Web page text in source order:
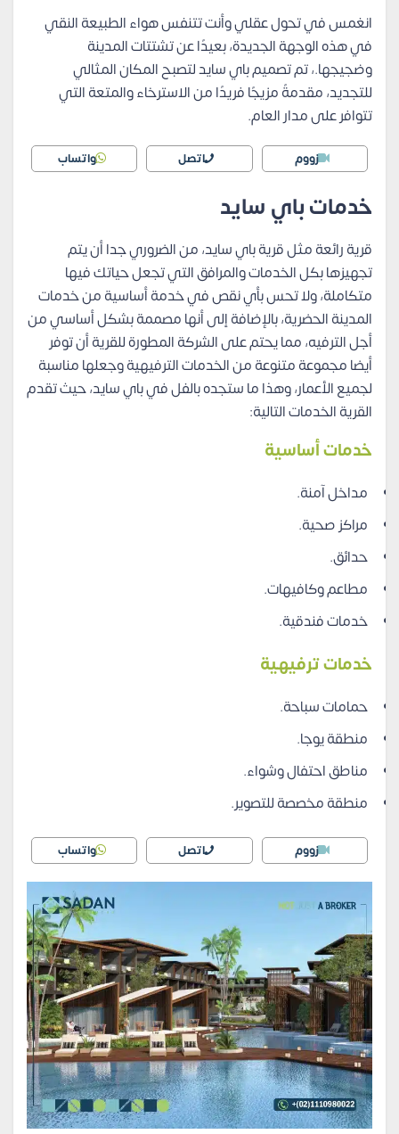
انغمس في تحول عقلي وأنت تتنفس هواء الطبيعة النقي
في هذه الوجهة الجديدة، بعيدًا عن تشتتات المدينة
وضجيجها.، تم تصميم باي سايد لتصبح المكان المثالي
للتجديد، مقدمةً مزيجًا فريدًا من الاسترخاء والمتعة التي
تتوافر على مدار العام.
زووم اتصل واتساب
خدمات باي سايد
قرية رائعة مثل قرية باي سايد، من الضروري جدا أن يتم
تجهيزها بكل الخدمات والمرافق التي تجعل حياتك فيها
متكاملة، ولا تحس بأي نقص في خدمة أساسية من خدمات
المدينة الحضرية، بالإضافة إلى أنها مصممة بشكل أساسي من
أجل الترفيه، مما يحتم على الشركة المطورة للقرية أن توفر
أيضا مجموعة متنوعة من الخدمات الترفيهية وجعلها مناسبة
لجميع الأعمار، وهذا ما ستجده بالفل في باي سايد، حيث تقدم
القرية الخدمات التالية:
خدمات أساسية
مداخل آمنة.
مراكز صحية.
حدائق.
مطاعم وكافيهات.
خدمات فندقية.
خدمات ترفيهية
حمامات سباحة.
منطقة يوجا.
مناطق احتفال وشواء.
منطقة مخصصة للتصوير.
زووم اتصل واتساب